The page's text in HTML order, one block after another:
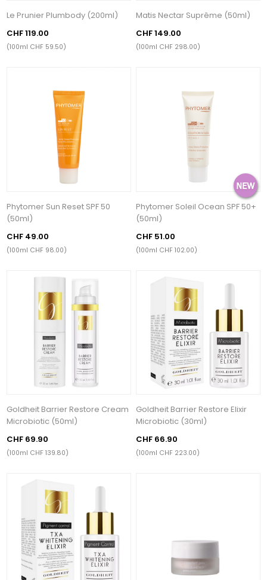
Le Prunier Plumbody (200ml)
CHF 119.00
(100ml CHF 59.50)
Matis Nectar Suprême (50ml)
CHF 149.00
(100ml CHF 298.00)
Phytomer Sun Reset SPF 50
(50ml)
CHF 49.00
(100ml CHF 98.00)
Phytomer Soleil Ocean SPF 50+
(50ml)
CHF 51.00
(100ml CHF 102.00)
Goldheit Barrier Restore Cream
Microbiotic (50ml)
CHF 69.90
(100ml CHF 139.80)
Goldheit Barrier Restore Elixir
Microbiotic (30ml)
CHF 66.90
(100ml CHF 223.00)